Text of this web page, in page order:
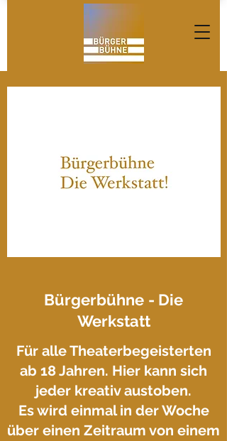
Bürgerbühne - Die
Werkstatt
Für alle Theaterbegeisterten
ab 18 Jahren. Hier kann sich
jeder kreativ austoben.
Es wird einmal in der Woche
über einen Zeitraum von einem